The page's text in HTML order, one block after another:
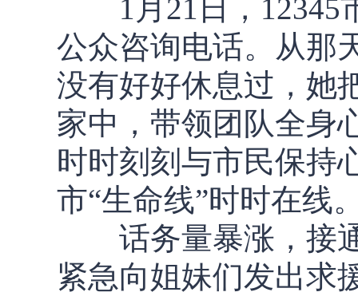
1月21日，12345
公众咨询电话。从那
没有好好休息过，她
家中，带领团队全身
时时刻刻与市民保持
市“生命线”时时在线
话务量暴涨，接通
紧急向姐妹们发出求